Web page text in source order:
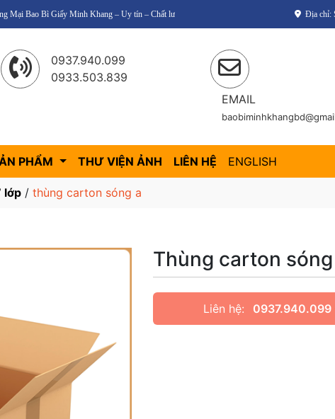
Minh Khang – Uy tín – Chất lượng – Giá thành cạnh tranh! Địa chỉ:
0937.940.099
0933.503.839
EMAIL
PHẨM THƯ VIỆN ẢNH LIÊN HỆ ENGLISH
lớp / thùng carton sóng a
Thùng carton
Liên hệ: 0937.940.099